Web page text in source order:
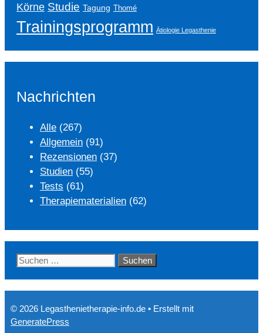
Körne Studie Tagung Thomé
Trainingsprogramm Ätiologie Legasthenie
Nachrichten
Alle (267)
Allgemein (91)
Rezensionen (37)
Studien (55)
Tests (61)
Therapiematerialien (62)
Suchen
© 2026 Legasthenietherapie-info.de • Erstellt mit
GeneratePress